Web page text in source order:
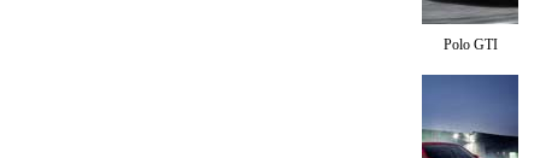
Polo GTI